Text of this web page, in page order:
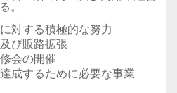
。
対する積極的な努力
び販路拡張
会の開催
成するために必要な事業